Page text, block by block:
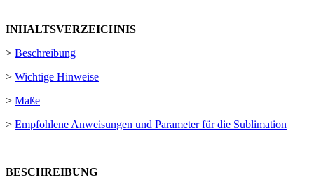
INHALTSVERZEICHNIS
> Beschreibung
> Wichtige Hinweise
> Maße
> Empfohlene Anweisungen und Parameter für die Sublimation
BESCHREIBUNG